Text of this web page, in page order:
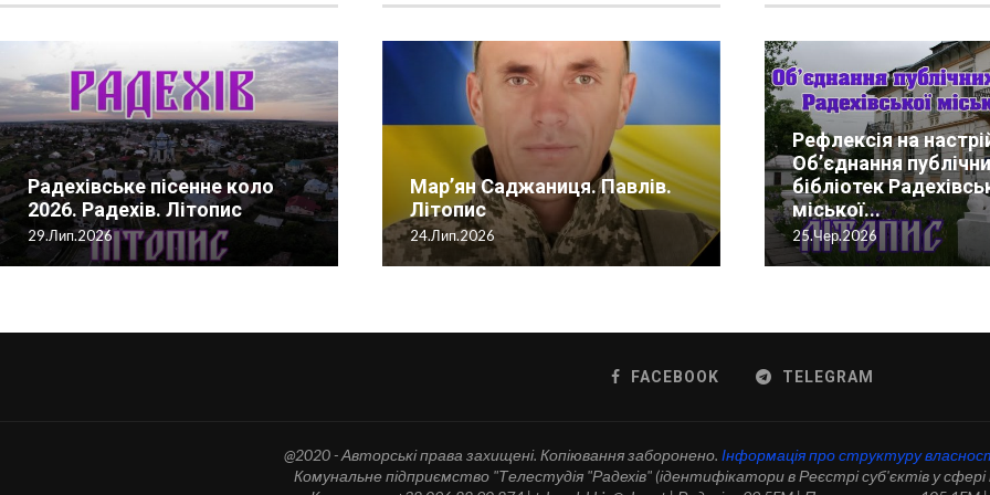
Радехівське пісенне коло
2026. Радехів. Літопис
29.Лип.2026
Перед вами — особлива
сторінка історії Радехова!
Парафія...
02.Лип.2026
Кіно на Радехівщині
22.Сер.2025
Історія створення музею М.
Шашкевичу у с. Нестаничах.
06.Лис.2022
Мар’ян Саджаниця. Павлів.
Літопис
24.Лип.2026
Андрій Охоцький .
Літопис
01.Лип.2026
Первоцвіт- 2023.
07.Кві.2023
Мамина світлиця 2023.
04.Кві.2023
Рефлексія на
Об’єднання
бібліотек
міської...
25.Чер.2026
Всесвітній День радіо.
Телестудія “Радехів”.
Літопис
13.Лют.2026
Державне
“Радехівське
господарство”
19.Сер.2022
FACEBOOK TELEGRAM
@2020 - Авторські права захищені. Копіювання заборонено. Інформація про структуру
Комунальне підприємство "Телестудія "Радехів" (ідентифікатори в Реєстрі суб'єктів у